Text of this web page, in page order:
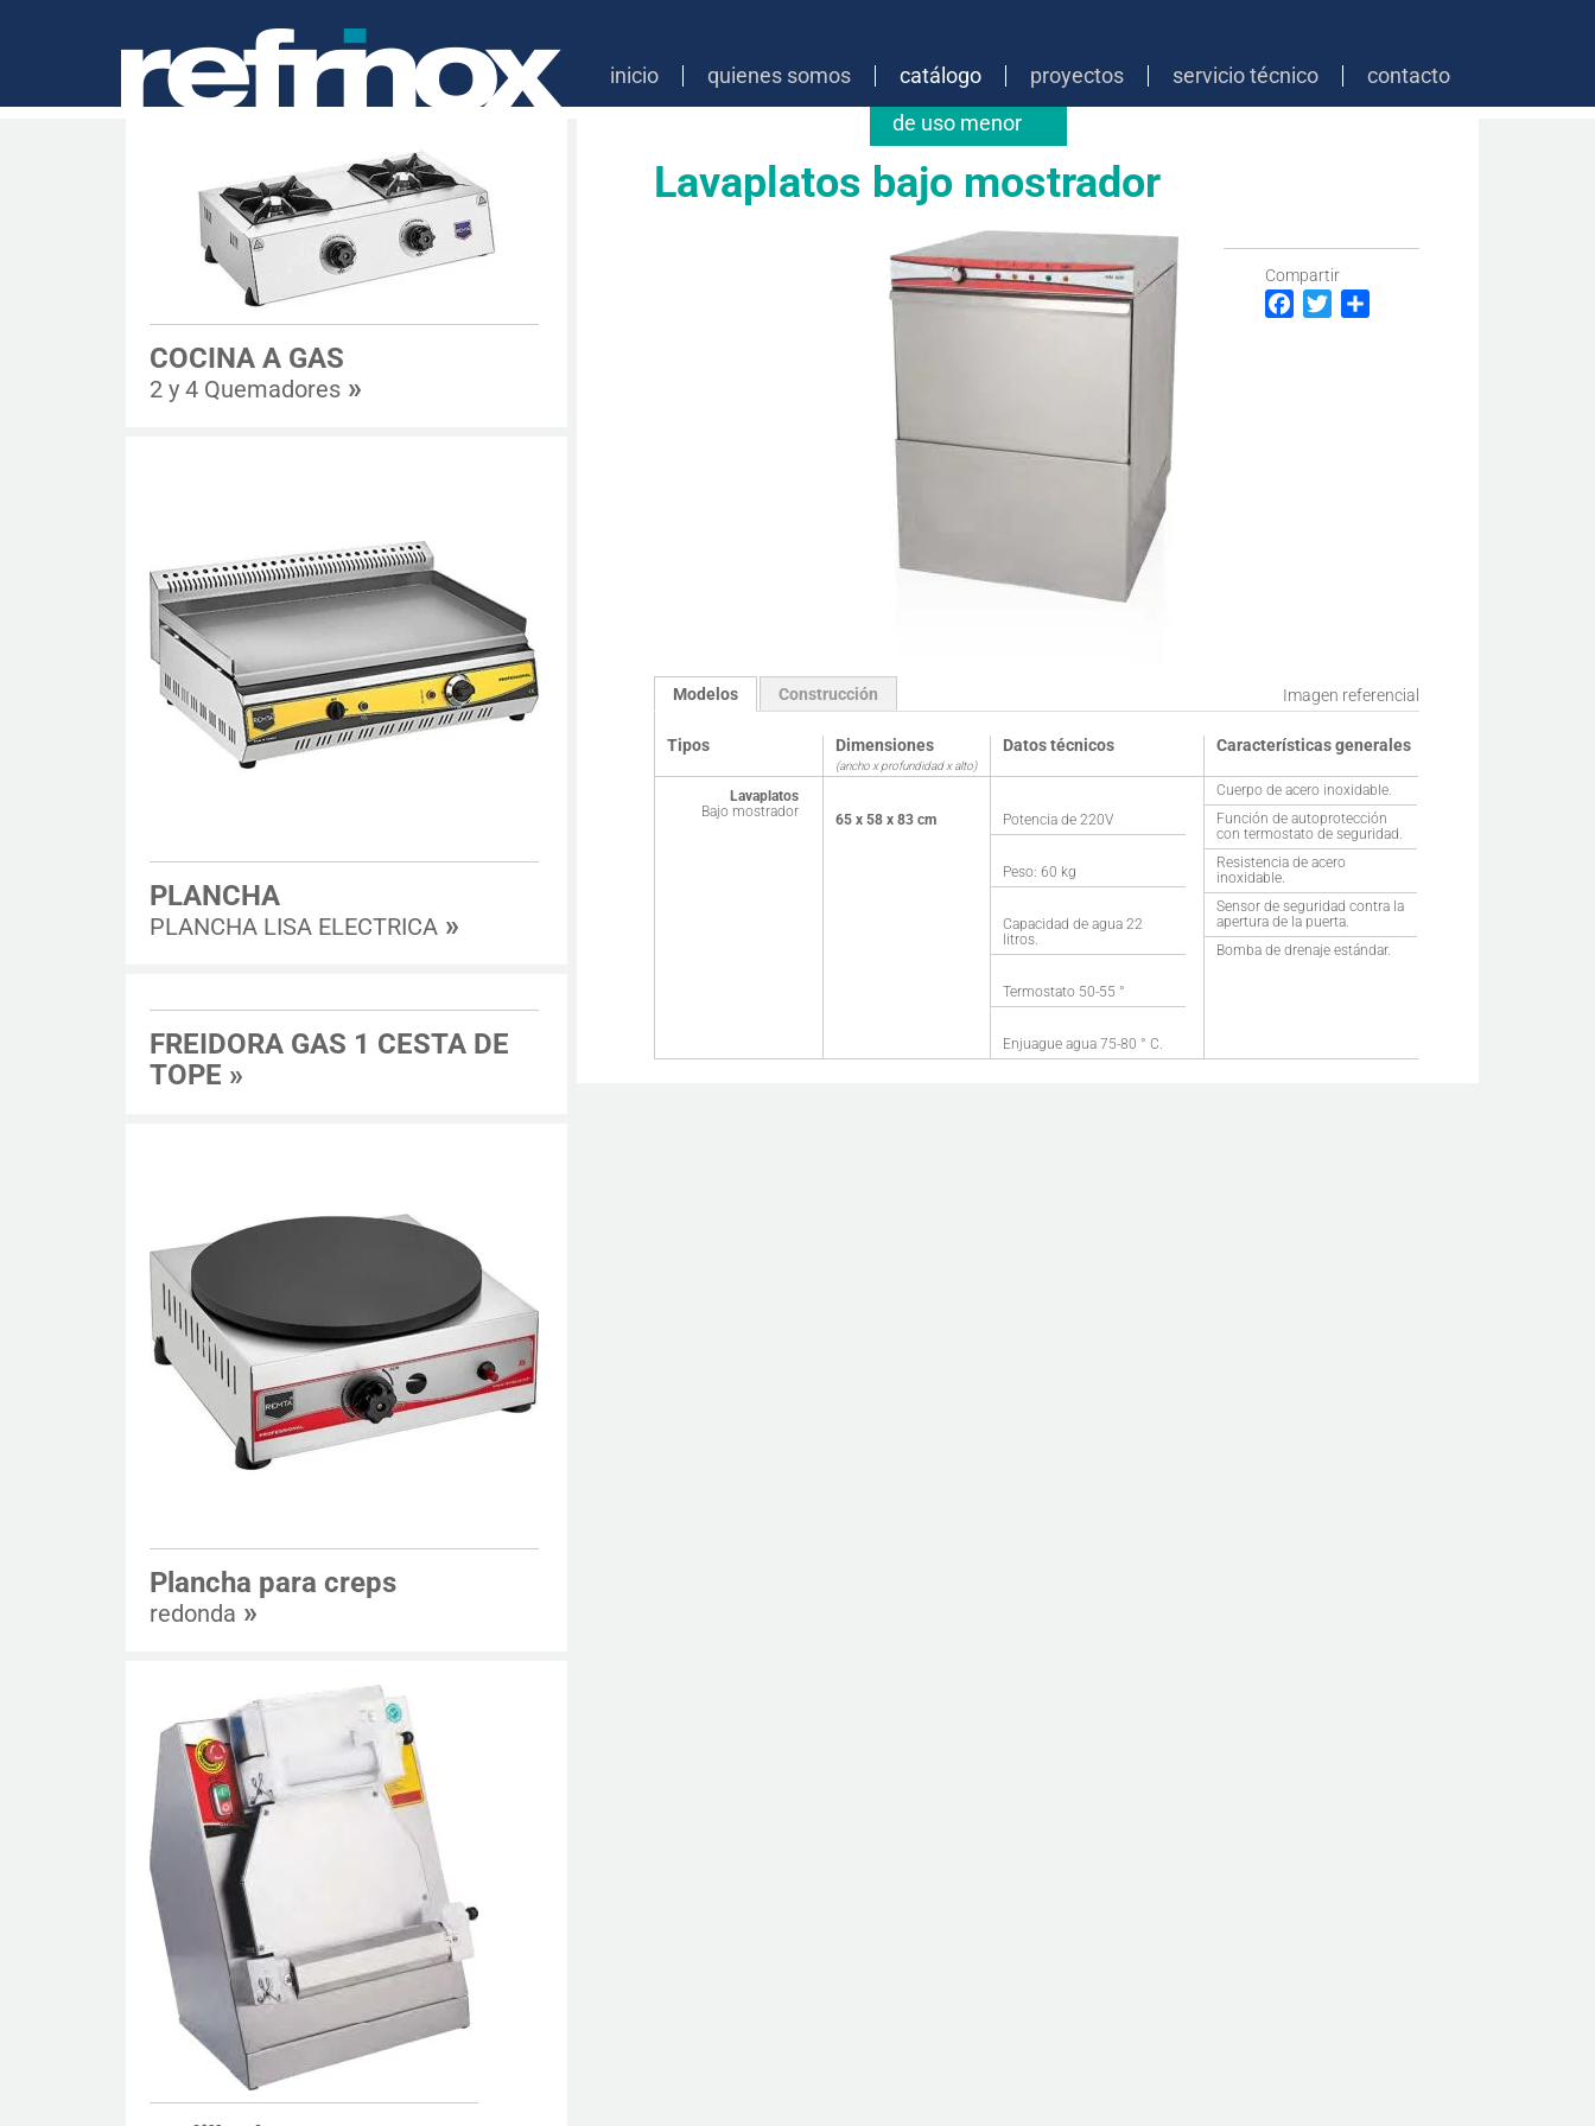
inicio quienes somos catálogo proyectos servicio técnico
contacto
de uso menor
Lavaplatos bajo mostrador
Compartir
Facebook
Twitter
Imagen referencial
Modelos Construcción
Tipos Dimensiones
(ancho x profundidad x alto)
Datos técnicos Características generales
Lavaplatos
Bajo mostrador
65 x 58 x 83 cm Potencia de 220V
Peso: 60 kg
Capacidad de agua 22
litros.
Termostato 50-55 °
Enjuague agua 75-80 ° C.
Cuerpo de acero inoxidable.
Función de autoprotección
con termostato de seguridad.
Resistencia de acero
inoxidable.
Sensor de seguridad contra la
apertura de la puerta.
Bomba de drenaje estándar.
COCINA A GAS
2 y 4 Quemadores »
PLANCHA
PLANCHA LISA ELECTRICA »
FREIDORA GAS 1 CESTA DE
TOPE »
Plancha para creps
redonda »